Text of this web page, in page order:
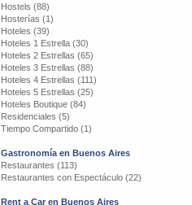
Hostels (88)
Hosterías (1)
Hoteles (39)
Hoteles 1 Estrella (30)
Hoteles 2 Estrellas (65)
Hoteles 3 Estrellas (88)
Hoteles 4 Estrellas (111)
Hoteles 5 Estrellas (25)
Hoteles Boutique (84)
Residenciales (5)
Tiempo Compartido (1)
Gastronomía en Buenos Aires
Restaurantes (113)
Restaurantes con Espectáculo (22)
Rent a Car en Buenos Aires